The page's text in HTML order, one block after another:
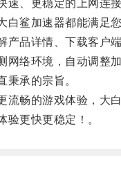
、更稳定的上网连接
鲨加速器都能满足您
品详情、下载客户端
络环境，自动调整加
承的宗旨。
畅的游戏体验，大白
更快更稳定！。